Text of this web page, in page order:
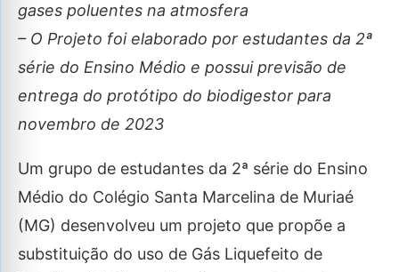
gases poluentes na atmosfera
– O Projeto foi elaborado por estudantes da 2ª
série do Ensino Médio e possui previsão de
entrega do protótipo do biodigestor para
novembro de 2023
Um grupo de estudantes da 2ª série do Ensino
Médio do Colégio Santa Marcelina de Muriaé
(MG) desenvolveu um projeto que propõe a
substituição do uso de Gás Liquefeito de